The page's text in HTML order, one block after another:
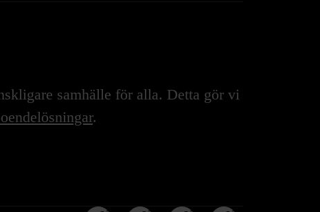
samhälle för alla. Detta gör vi
.